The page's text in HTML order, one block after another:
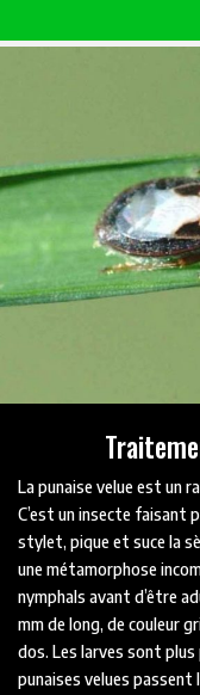
La punaise velue est un
C’est un insecte faisant
stylet, pique et suce la
une métamorphose
nymphals avant d’être
mm de long, de couleur
dos. Les larves sont
punaises velues passent